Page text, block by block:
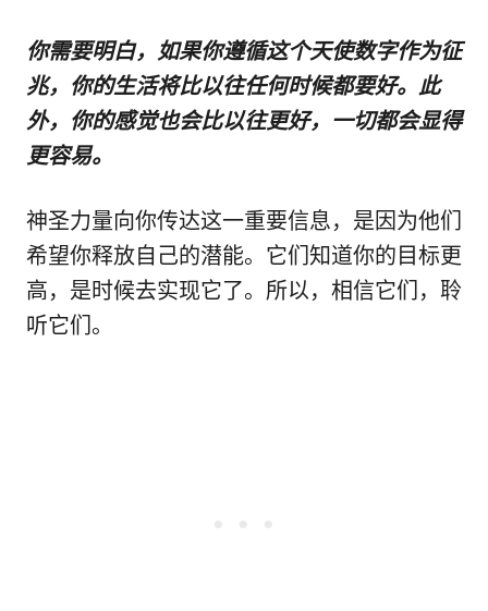
你需要明白，如果你遵循这个天使数字作为征
兆，你的生活将比以往任何时候都要好。此
外，你的感觉也会比以往更好，一切都会显得
更容易。
神圣力量向你传达这一重要信息，是因为他们
希望你释放自己的潜能。它们知道你的目标更
高，是时候去实现它了。所以，相信它们，聆
听它们。